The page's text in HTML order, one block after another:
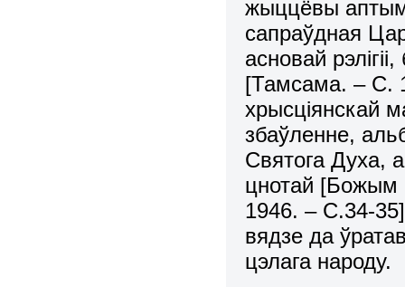
жыццёвы
сапраўдная
асновай
[Тамсама. – С.
хрысцiянскай
збаўленне,
Святога Духа,
цнотай [Божым
1946. – С.34-
вядзе да
цэлага народу.